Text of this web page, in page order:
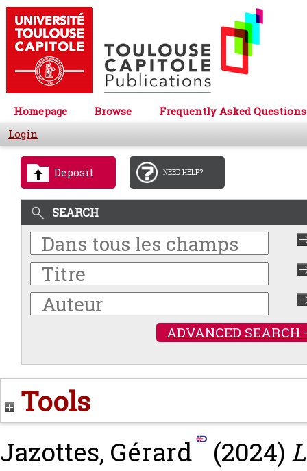
Homepage Browse
Frequently Asked Questions
Login
Deposit NEED HELP?
SEARCH
ADVANCED SEARCH
Tools
Jazottes, Gérard (2024)